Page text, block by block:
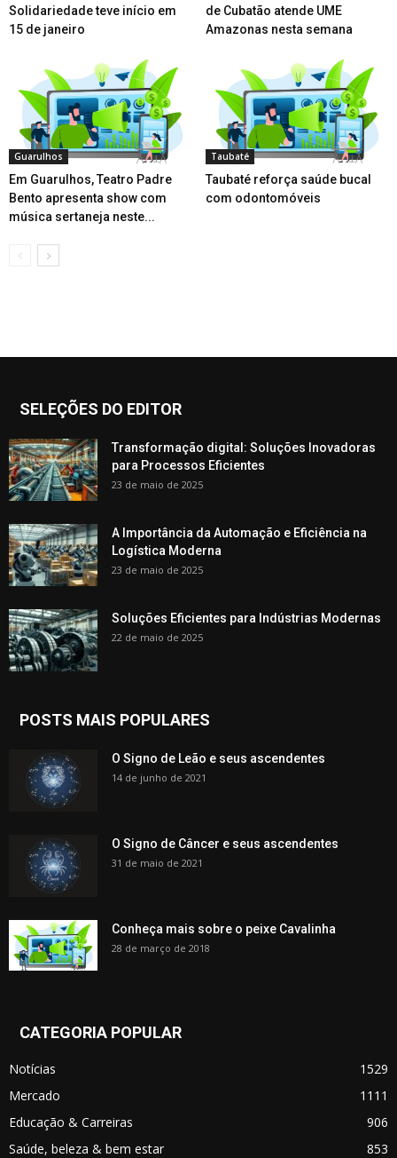
Solidariedade teve início em
15 de janeiro
de Cubatão atende UME
Amazonas nesta semana
Guarulhos
Em Guarulhos, Teatro Padre
Bento apresenta show com
música sertaneja neste...
Taubaté
Taubaté reforça saúde bucal
com odontomóveis
SELEÇÕES DO EDITOR
Transformação digital: Soluções Inovadoras
para Processos Eficientes
23 de maio de 2025
A Importância da Automação e Eficiência na
Logística Moderna
23 de maio de 2025
Soluções Eficientes para Indústrias Modernas
22 de maio de 2025
POSTS MAIS POPULARES
O Signo de Leão e seus ascendentes
14 de junho de 2021
O Signo de Câncer e seus ascendentes
31 de maio de 2021
Conheça mais sobre o peixe Cavalinha
28 de março de 2018
CATEGORIA POPULAR
Notícias
1529
Mercado
1111
Educação & Carreiras
906
Saúde, beleza & bem estar
853